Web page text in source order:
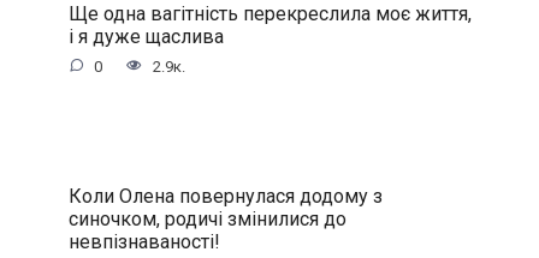
Ще одна вагітність перекреслила моє життя,
і я дуже щаслива
0 2.9к.
Коли Олена повернулася додому з
синочком, родичі змінилися до
невпізнаваності!